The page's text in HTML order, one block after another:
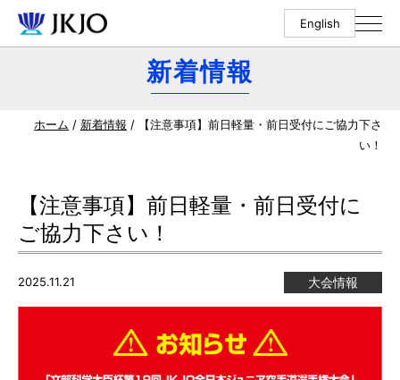
English
新着情報
ホーム / 新着情報 / 【注意事項】前日軽量・前日受付にご協力下さ
い！
【注意事項】前日軽量・前日受付に
ご協力下さい！
2025.11.21 大会情報